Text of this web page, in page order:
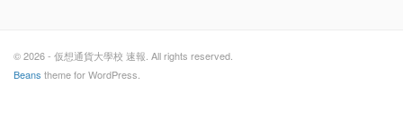
© 2026 - 仮想通貨大學校 速報. All rights reserved.
Beans theme for WordPress.